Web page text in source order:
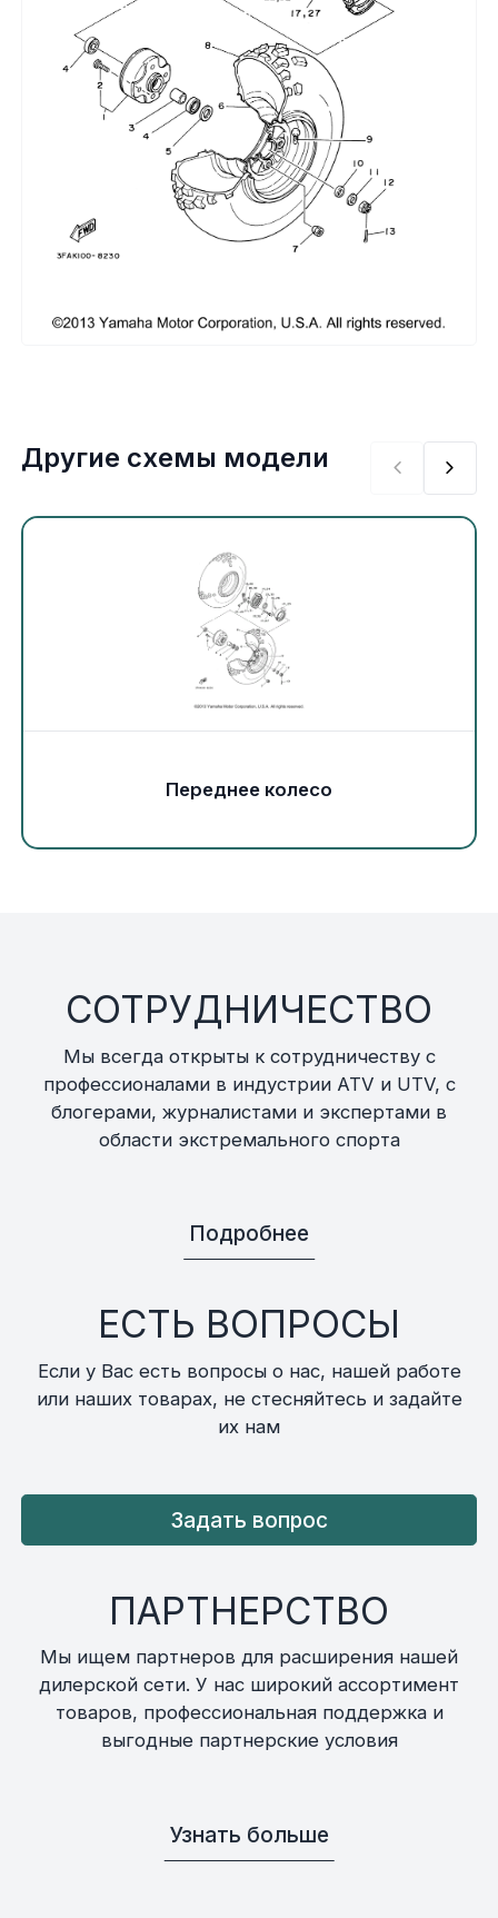
Топливная система
Тормозная система
Трансмиссия
Хранение и перевозка
Электрика
Другое
Движители (гребные винты)
Другие схемы модели
Переднее колесо
СОТРУДНИЧЕСТВО
Мы всегда открыты к сотрудничеству с
профессионалами в индустрии ATV и UTV, с
блогерами, журналистами и экспертами в
области экстремального спорта
Подробнее
ЕСТЬ ВОПРОСЫ
Если у Вас есть вопросы о нас, нашей работе
или наших товарах, не стесняйтесь и задайте
их нам
Задать вопрос
ПАРТНЕРСТВО
Мы ищем партнеров для расширения нашей
дилерской сети. У нас широкий ассортимент
товаров, профессиональная поддержка и
выгодные партнерские условия
Узнать больше